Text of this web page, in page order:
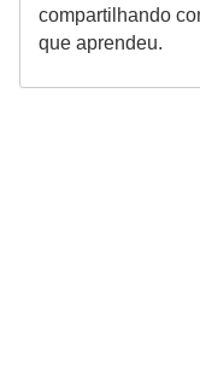
compartilhando
que aprendeu.